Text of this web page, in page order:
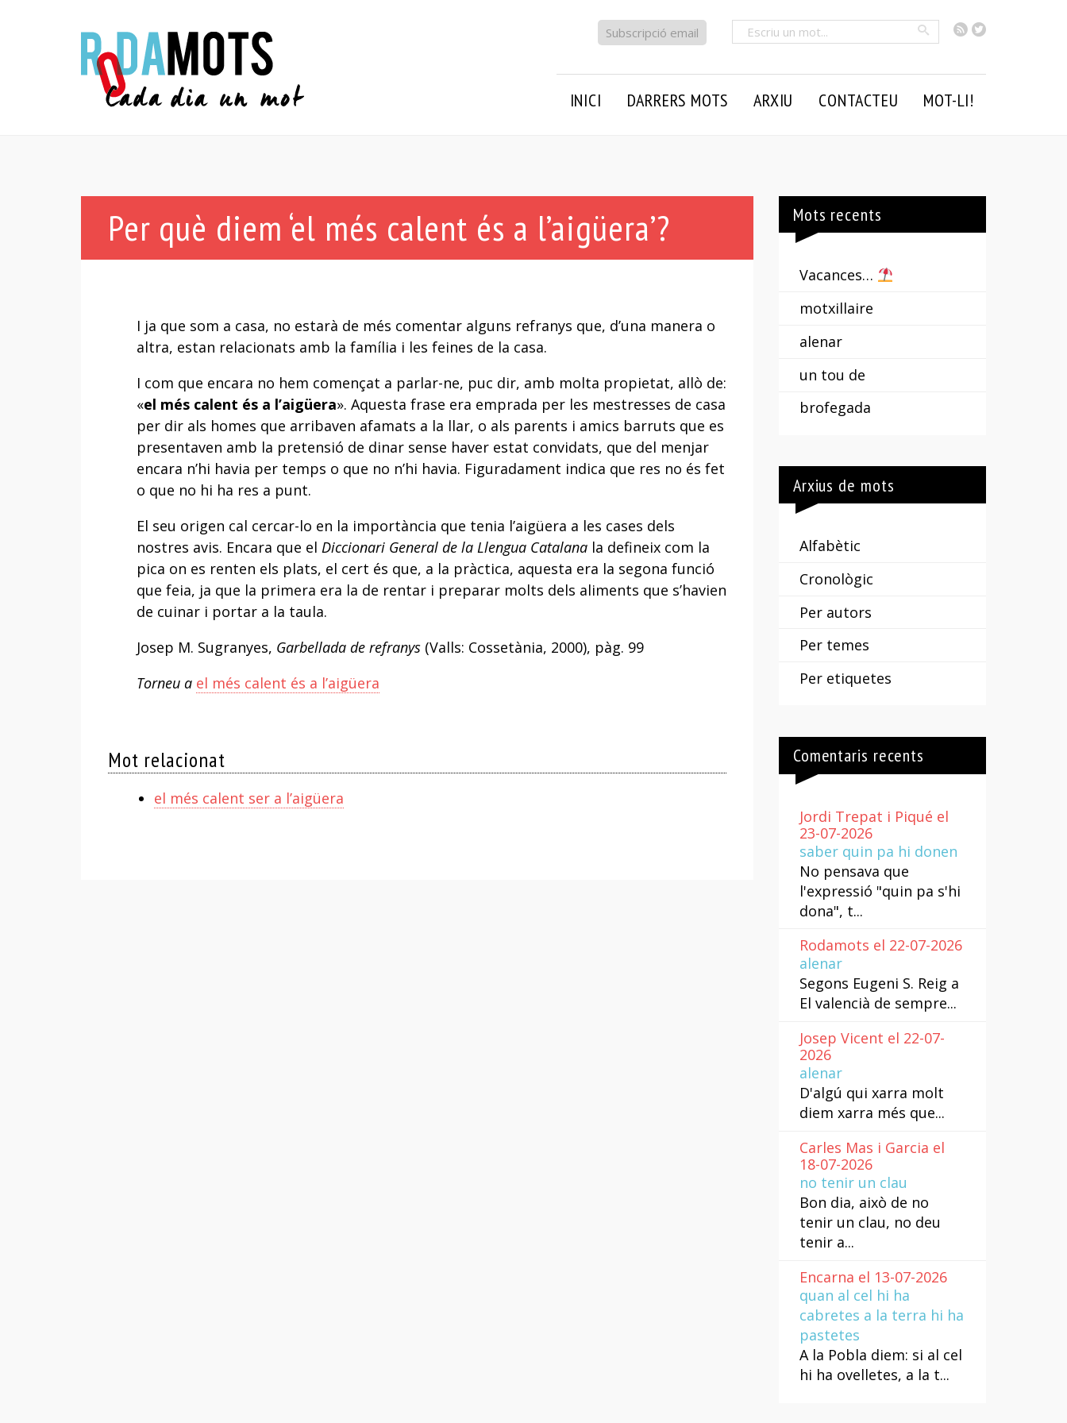
RSSTwitter
Cercar
Subscripció email
INICI DARRERS MOTS ARXIU CONTACTEU MOT-LI!
Per què diem ‘el més calent és a l’aigüera’?
I ja que som a casa, no estarà de més comentar alguns refranys que, d’una manera o
altra, estan relacionats amb la família i les feines de la casa.
I com que encara no hem començat a parlar-ne, puc dir, amb molta propietat, allò de:
«el més calent és a l’aigüera». Aquesta frase era emprada per les mestresses de casa
per dir als homes que arribaven afamats a la llar, o als parents i amics barruts que es
presentaven amb la pretensió de dinar sense haver estat convidats, que del menjar
encara n’hi havia per temps o que no n’hi havia. Figuradament indica que res no és fet
o que no hi ha res a punt.
El seu origen cal cercar-lo en la importància que tenia l’aigüera a les cases dels
nostres avis. Encara que el Diccionari General de la Llengua Catalanala defineix com la
pica on es renten els plats, el cert és que, a la pràctica, aquesta era la segona funció
que feia, ja que la primera era la de rentar i preparar molts dels aliments que s’havien
de cuinar i portar a la taula.
Josep M. Sugranyes, Garbellada de refranys(Valls: Cossetània, 2000), pàg. 99
Torneu a el més calent és a l’aigüera
Mot relacionat
el més calent ser a l’aigüera
Mots recents
Vacances…
motxillaire
alenar
un tou de
brofegada
Arxius de mots
Alfabètic
Cronològic
Per autors
Per temes
Per etiquetes
Comentaris recents
Jordi Trepat i Piqué el
23-07-2026
saber quin pa hi donen
No pensava que
l'expressió "quin pa s'hi
dona", t...
Rodamots el 22-07-2026
alenar
Segons Eugeni S. Reig a
El valencià de sempre...
Josep Vicent el 22-07-
2026
alenar
D'algú qui xarra molt
diem xarra més que...
Carles Mas i Garcia el
18-07-2026
no tenir un clau
Bon dia, això de no
tenir un clau, no deu
tenir a...
Encarna el 13-07-2026
quan al cel hi ha
cabretes a la terra hi ha
pastetes
A la Pobla diem: si al cel
hi ha ovelletes, a la t...